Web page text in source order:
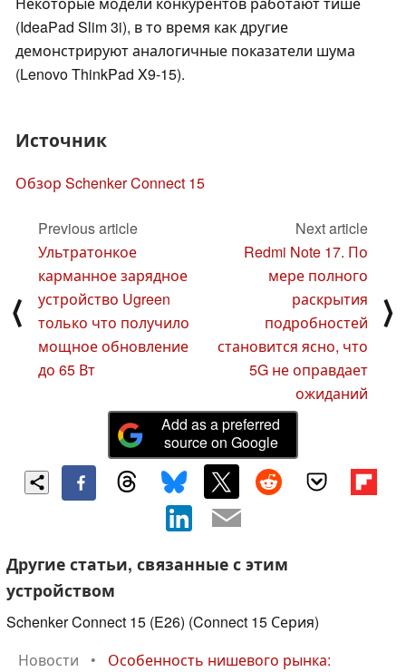
(IdeaPad Slim 3i), в то время как другие
демонстрируют аналогичные показатели шума
(Lenovo ThinkPad X9-15).
Источник
Обзор Schenker Connect 15
⟨
Previous article
Ультратонкое
карманное зарядное
устройство Ugreen
только что получило
мощное обновление
до 65 Вт
Next article
Redmi Note 17. По
мере полного
раскрытия
подробностей
становится ясно, что
5G не оправдает
ожиданий
⟩
Add as a preferred
source on Google
Другие статьи, связанные с этим
устройством
Schenker Connect 15 (E26) (Connect 15 Серия)
Новости
•
Особенность нишевого рынка: